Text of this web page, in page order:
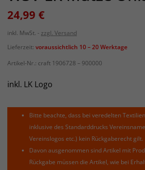
24,99 €
inkl. MwSt.
zzgl. Versand
Lieferzeit: voraussichtlich 10 – 20 Werktage
Artikel-Nr.: craft 1906728 – 900000
inkl. LK Logo
Bitte beachte, dass bei veredelten
inklusive des Standarddrucks
Vereinslogos etc.) kein Rückgaberecht gilt.
Davon ausgenommen sind Artikel mit
Rückgabe müssen die Artikel, wie bei